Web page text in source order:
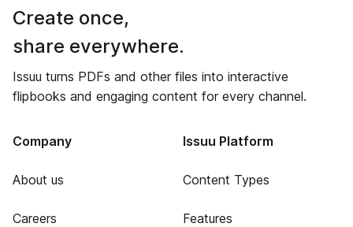
Create once,
share everywhere.
Issuu turns PDFs and other files into interactive
flipbooks and engaging content for every channel.
Company
About us
Careers
Issuu Platform
Content Types
Features